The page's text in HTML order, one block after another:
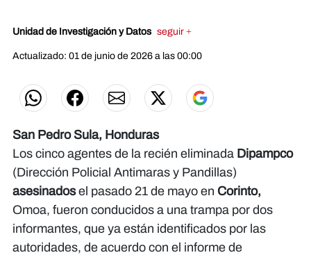
Unidad de Investigación y Datos seguir +
Actualizado: 01 de junio de 2026 a las 00:00
San Pedro Sula, Honduras
Los cinco agentes de la recién eliminada Dipampco
(Dirección Policial Antimaras y Pandillas)
asesinadosel pasado 21 de mayo en Corinto,
Omoa, fueron conducidos a una trampa por dos
informantes, que ya están identificados por las
autoridades, de acuerdo con el informe de